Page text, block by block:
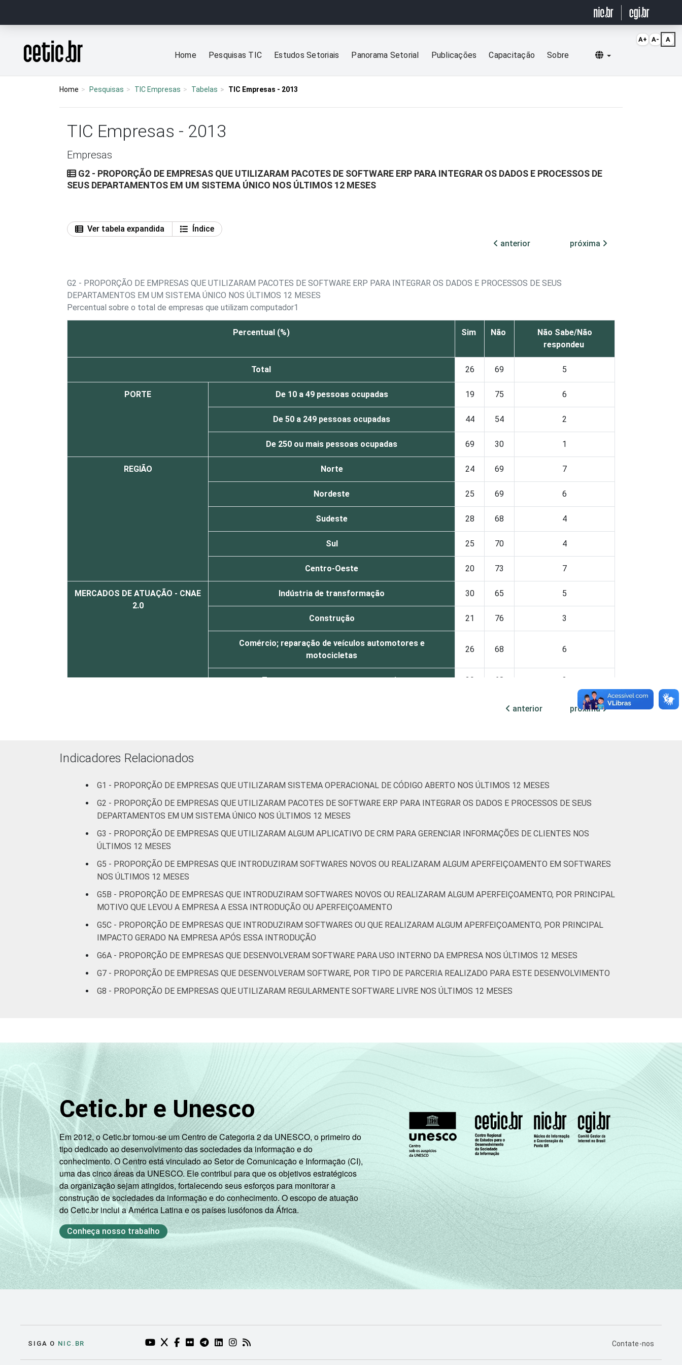
Página inicial
Home Pesquisas TIC Estudos Setoriais Panorama Setorial Publicações Capacitação Sobre Selecionar idioma
Home Pesquisas TIC Empresas Tabelas TIC Empresas - 2013
TIC Empresas - 2013
Empresas
G2 - PROPORÇÃO DE EMPRESAS QUE UTILIZARAM PACOTES DE SOFTWARE ERP PARA INTEGRAR OS DADOS E PROCESSOS DE
SEUS DEPARTAMENTOS EM UM SISTEMA ÚNICO NOS ÚLTIMOS 12 MESES
Ver tabela expandida
Índice
anterior
próxima
G2 - PROPORÇÃO DE EMPRESAS QUE UTILIZARAM PACOTES DE SOFTWARE ERP PARA INTEGRAR OS DADOS E PROCESSOS DE SEUS
DEPARTAMENTOS EM UM SISTEMA ÚNICO NOS ÚLTIMOS 12 MESES
Percentual sobre o total de empresas que utilizam computador1
Percentual (%) Sim Não
Não Sabe/Não
respondeu
Total 26 69 5
PORTE De 10 a 49 pessoas ocupadas 19 75 6
De 50 a 249 pessoas ocupadas 44 54 2
De 250 ou mais pessoas ocupadas 69 30 1
REGIÃO Norte 24 69 7
Nordeste 25 69 6
Sudeste 28 68 4
Sul 25 70 4
Centro-Oeste 20 73 7
MERCADOS DE ATUAÇÃO - CNAE
2.0
Indústria de transformação 30 65 5
Construção 21 76 3
Comércio; reparação de veículos automotores e
motocicletas
26 68 6
Transporte, armazenagem e correio 29 68 3
Artes, cultura, esporte e recreação; outras atividades de
serviços
1 Base: 6.225 empresas que declararam usar computador, com 10 ou mais pessoas ocupadas, que constituem os seguintes segmentos da CNAE 2.0
Fonte: NIC.br - set/2013 a dez/2013
anterior próxima
Indicadores Relacionados
G1 - PROPORÇÃO DE EMPRESAS QUE UTILIZARAM SISTEMA OPERACIONAL DE CÓDIGO ABERTO NOS ÚLTIMOS 12 MESES
G2 - PROPORÇÃO DE EMPRESAS QUE UTILIZARAM PACOTES DE SOFTWARE ERP PARA INTEGRAR OS DADOS E PROCESSOS DE SEUS
DEPARTAMENTOS EM UM SISTEMA ÚNICO NOS ÚLTIMOS 12 MESES
G3 - PROPORÇÃO DE EMPRESAS QUE UTILIZARAM ALGUM APLICATIVO DE CRM PARA GERENCIAR INFORMAÇÕES DE CLIENTES NOS
ÚLTIMOS 12 MESES
G5 - PROPORÇÃO DE EMPRESAS QUE INTRODUZIRAM SOFTWARES NOVOS OU REALIZARAM ALGUM APERFEIÇOAMENTO EM SOFTWARES
NOS ÚLTIMOS 12 MESES
G5B - PROPORÇÃO DE EMPRESAS QUE INTRODUZIRAM SOFTWARES NOVOS OU REALIZARAM ALGUM APERFEIÇOAMENTO, POR PRINCIPAL
MOTIVO QUE LEVOU A EMPRESA A ESSA INTRODUÇÃO OU APERFEIÇOAMENTO
G5C - PROPORÇÃO DE EMPRESAS QUE INTRODUZIRAM SOFTWARES OU QUE REALIZARAM ALGUM APERFEIÇOAMENTO, POR PRINCIPAL
IMPACTO GERADO NA EMPRESA APÓS ESSA INTRODUÇÃO
G6A - PROPORÇÃO DE EMPRESAS QUE DESENVOLVERAM SOFTWARE PARA USO INTERNO DA EMPRESA NOS ÚLTIMOS 12 MESES
G7 - PROPORÇÃO DE EMPRESAS QUE DESENVOLVERAM SOFTWARE, POR TIPO DE PARCERIA REALIZADO PARA ESTE DESENVOLVIMENTO
G8 - PROPORÇÃO DE EMPRESAS QUE UTILIZARAM REGULARMENTE SOFTWARE LIVRE NOS ÚLTIMOS 12 MESES
Cetic.br e Unesco
Em 2012, o Cetic.br tornou-se um Centro de Categoria 2 da UNESCO, o primeiro do
tipo dedicado ao desenvolvimento das sociedades da informação e do
conhecimento. O Centro está vinculado ao Setor de Comunicação e Informação (CI),
uma das cinco áreas da UNESCO. Ele contribui para que os objetivos estratégicos
da organização sejam atingidos, fortalecendo seus esforços para monitorar a
construção de sociedades da informação e do conhecimento. O escopo de atuação
do Cetic.br inclui a América Latina e os países lusófonos da África.
Conheça nosso trabalho
SIGA O NIC.BR YOUTUBE DO NIC.BR (ABRE EM NOVA ABA)
TWITTER DO NIC.BR (ABRE EM NOVA ABA)
FACEBOOK DO NIC.BR (ABRE EM NOVA ABA)
FLICKR DO NIC.BR (ABRE EM NOVA ABA)
TELEGRAM DO NIC.BR (ABRE EM NOVA ABA)
LINKEDIN DO NIC.BR (ABRE EM NOVA ABA)
INSTAGRAM DO NIC.BR (ABRE EM NOVA ABA)
RSS DO NIC.BR (ABRE EM NOVA ABA) PÁGINA DE
Contate-nos
A+ A- A